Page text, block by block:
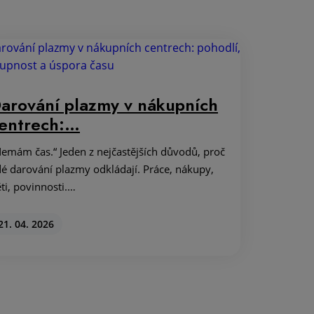
plazmy v nákupních
čas.“ Jeden z nejčastějších důvodů, proč
darování plazmy odkládají. Práce, nákupy,
povinnosti.…
04. 2026